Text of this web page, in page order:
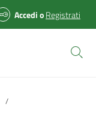
AccedioRegistrati
/